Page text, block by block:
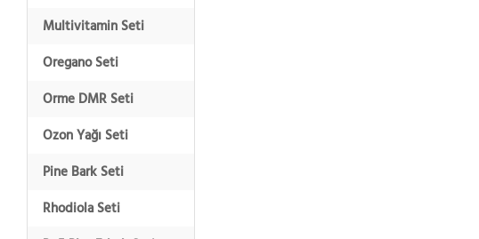
Multivitamin Seti
Oregano Seti
Orme DMR Seti
Ozon Yağı Seti
Pine Bark Seti
Rhodiola Seti